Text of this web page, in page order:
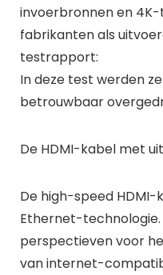
invoerbronnen en 4K-
fabrikanten als
testrapport:
In deze test werden
betrouwbaar
De HDMI-kabel met
De high-speed
Ethernet-
perspectieven voor
van internet-